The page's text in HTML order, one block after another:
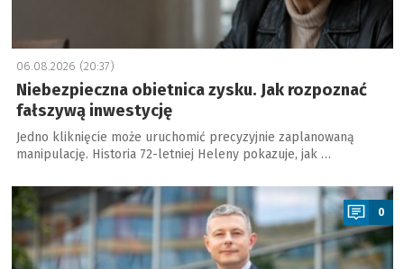
06.08.2026 (20:37)
Niebezpieczna obietnica zysku. Jak rozpoznać
fałszywą inwestycję
Jedno kliknięcie może uruchomić precyzyjnie zaplanowaną
manipulację. Historia 72-letniej Heleny pokazuje, jak …
a
0